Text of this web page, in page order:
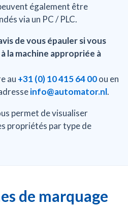
également être
via un PC / PLC.
de vous épauler si vous
la machine appropriée à
au +31 (0) 10 415 64 00ou en
info@automator.nl.
permet de visualiser
propriétés par type de
de marquage